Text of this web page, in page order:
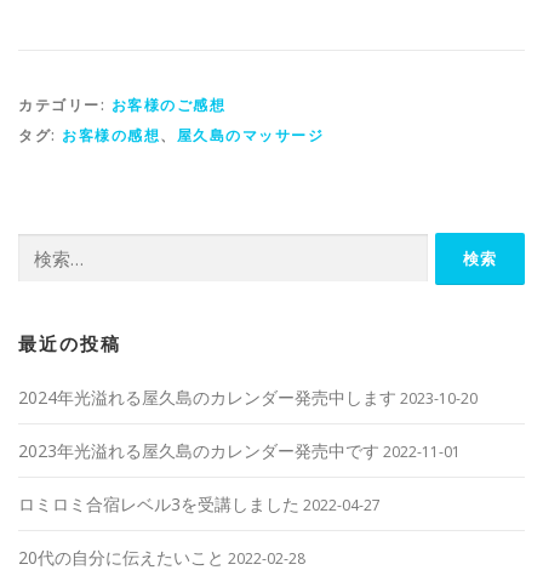
カテゴリー: お客様のご感想
タグ: お客様の感想、 屋久島のマッサージ
最近の投稿
2024年光溢れる屋久島のカレンダー発売中します 2023-10-20
2023年光溢れる屋久島のカレンダー発売中です 2022-11-01
ロミロミ合宿レベル3を受講しました 2022-04-27
20代の自分に伝えたいこと 2022-02-28